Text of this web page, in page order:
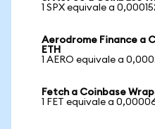
1 SPX equivale a
Aerodrome Finance a
ETH
1 AERO equivale a
Fetch a Coinbase
1 FET equivale a